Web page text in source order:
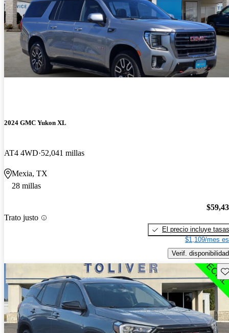
2024 GMC Yukon XL
AT4 4WD 52,041 millas
Mexia, TX
28 millas
Trato justo
El precio incluye tasas
$1,109/mes
Verif. disponibilidad